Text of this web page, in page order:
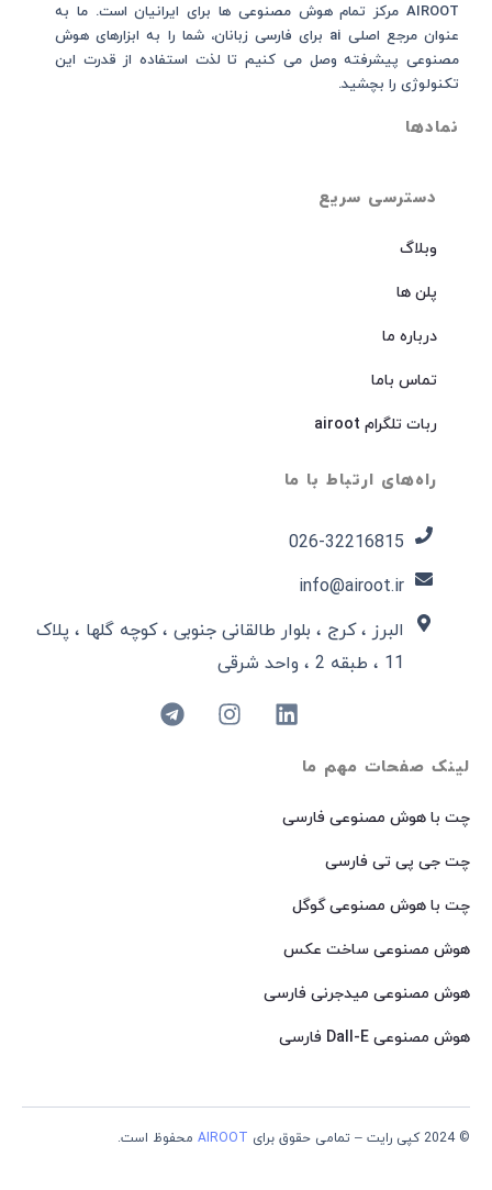
لینک صفحات مهم ما
چت با هوش مصنوعی فارسی
چت جی پی تی فارسی
چت با هوش مصنوعی گوگل
هوش مصنوعی ساخت عکس
هوش مصنوعی میدجرنی فارسی
هوش مصنوعی Dall-E فارسی
دسترسی سریع
وبلاگ
پلن ها
درباره ما
تماس باما
ربات تلگرام airoot
راه‌های ارتباط با ما
026-32216815​
info@airoot.ir
البرز ، کرج ، بلوار طالقانی جنوبی ، کوچه گلها ، پلاک
11 ، طبقه 2 ، واحد شرقی
AIROOT مرکز تمام هوش مصنوعی‌‌‌ ها برای ایرانیان است. ما به
عنوان مرجع اصلی ai برای فارسی زبانان، شما را به ابزارهای هوش
مصنوعی پیشرفته وصل می کنیم تا لذت استفاده از قدرت این
تکنولوژی را بچشید.
نمادها
© 2024 کپی رایت – تمامی حقوق برای AIROOT محفوظ است.